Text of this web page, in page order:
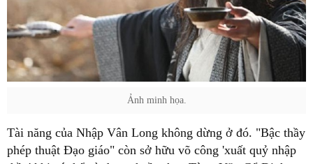
Ảnh minh họa.
Tài năng của Nhập Vân Long không dừng ở đó. "Bậc thầy
phép thuật Đạo giáo" còn sở hữu võ công 'xuất quỷ nhập